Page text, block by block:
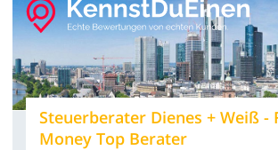
Steuerberater Dienes + Weiß -
Money Top Berater